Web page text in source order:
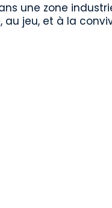
une zone
jeu, et à la